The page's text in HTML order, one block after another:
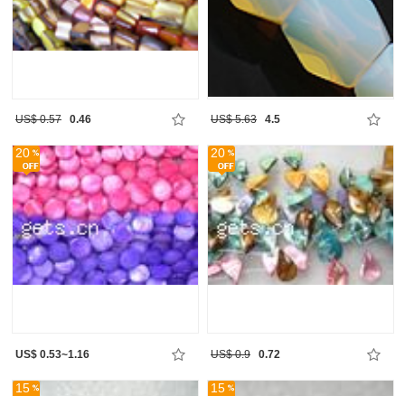
US$ 0.57 0.46 US$ 5.63 4.5
20
US$ 0.53~1.16
20
US$ 0.9 0.72
15 15